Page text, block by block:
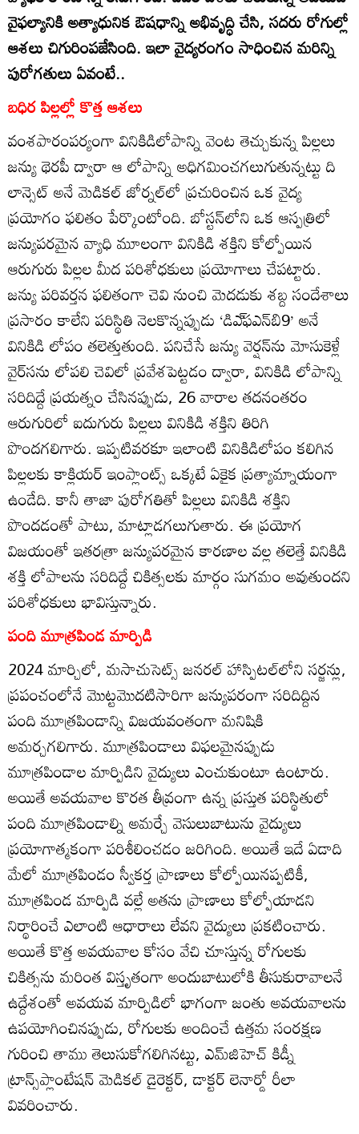
వైఫల్యానికి అత్యాధునిక ఔషధాన్ని అభివృద్ధి చేసి, సదరు రోగుల్లో
ఆశలు చిగురింపజేసింది. ఇలా వైద్యరంగం సాధించిన మరిన్ని
పురోగతులు ఏవంటే..
బధిర పిల్లల్లో కొత్త ఆశలు
వంశపారంపర్యంగా వినికిడిలోపాన్ని వెంట తెచ్చుకున్న పిల్లలు
జన్యు థెరపీ ద్వారా ఆ లోపాన్ని అధిగమించగలుగుతున్నట్టు ది
లాన్సెట్‌ అనే మెడికల్‌ జోర్నల్‌లో ప్రచురించిన ఒక వైద్య
ప్రయోగం ఫలితం పేర్కొంటోంది. బోస్టన్‌లోని ఒక ఆస్పత్రిలో
జన్యుపరమైన వ్యాధి మూలంగా వినికిడి శక్తిని కోల్పోయిన
ఆరుగురు పిల్లల మీద పరిశోధకులు ప్రయోగాలు చేపట్టారు.
జన్యు పరివర్తన ఫలితంగా చెవి నుంచి మెదడుకు శబ్ద సందేశాలు
ప్రసారం కాలేని పరిస్థితి నెలకొన్నప్పుడు ‘డిఎ్‌ఫఎన్‌బి9’ అనే
వినికిడి లోపం తలెత్తుతుంది. పనిచేసే జన్యు వెర్షన్‌ను మోసుకెళ్లే
వైర్‌సను లోపలి చెవిలో ప్రవేశపెట్టడం ద్వారా, వినికిడి లోపాన్ని
సరిదిద్దే ప్రయత్నం చేసినప్పుడు, 26 వారాల తదనంతరం
ఆరుగురిలో ఐదుగురు పిల్లలు వినికిడి శక్తిని తిరిగి
పొందగలిగారు. ఇప్పటివరకూ ఇలాంటి వినికిడిలోపం కలిగిన
పిల్లలకు కాక్లియర్‌ ఇంప్లాంట్స్‌ ఒక్కటే ఏకైక ప్రత్యామ్నాయంగా
ఉండేది. కానీ తాజా పురోగతితో పిల్లలు వినికిడి శక్తిని
పొందడంతో పాటు, మాట్లాడగలుగుతారు. ఈ ప్రయోగ
విజయంతో ఇతరత్రా జన్యుపరమైన కారణాల వల్ల తలెత్తే వినికిడి
శక్తి లోపాలను సరిదిద్దే చికిత్సలకు మార్గం సుగమం అవుతుందని
పరిశోధకులు భావిస్తున్నారు.
పంది మూత్రపిండ మార్పిడి
2024 మార్చిలో, మసాచుసెట్స్‌ జనరల్‌ హాస్పిటల్‌లోని సర్జన్లు,
ప్రపంచంలోనే మొట్టమొదటిసారిగా జన్యుపరంగా సరిదిద్దిన
పంది మూత్రపిండాన్ని విజయవంతంగా మనిషికి
అమర్చగలిగారు. మూత్రపిండాలు విఫలమైనప్పుడు
మూత్రపిండాల మార్పిడిని వైద్యులు ఎంచుకుంటూ ఉంటారు.
అయితే అవయవాల కొరత తీవ్రంగా ఉన్న ప్రస్తుత పరిస్థితులో
పంది మూత్రపిండాల్ని అమర్చే వెసులుబాటును వైద్యులు
ప్రయోగాత్మకంగా పరిశీలించడం జరిగింది. అయితే ఇదే ఏడాది
మేలో మూత్రపిండం స్వీకర్త ప్రాణాలు కోల్పోయినప్పటికీ,
మూత్రపిండ మార్పిడి వల్లే అతను ప్రాణాలు కోల్పోయాడని
నిర్థారించే ఎలాంటి ఆధారాలు లేవని వైద్యులు ప్రకటించారు.
అయితే కొత్త అవయవాల కోసం వేచి చూస్తున్న రోగులకు
చికిత్సను మరింత విస్తృతంగా అందుబాటులోకి తీసుకురావాలనే
ఉద్దేశంతో అవయవ మార్పిడిలో భాగంగా జంతు అవయవాలను
ఉపయోగించినప్పుడు, రోగులకు అందించే ఉత్తమ సంరక్షణ
గురించి తాము తెలుసుకోగలిగినట్టు, ఎమ్‌జిహెచ్‌ కిడ్నీ
ట్రాన్స్‌ప్లాంటేషన్‌ మెడికల్‌ డైరెక్టర్‌, డాక్టర్‌ లెనార్డో రీలా
వివరించారు.